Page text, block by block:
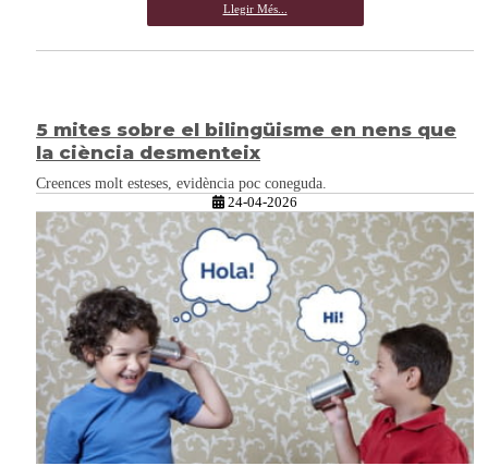
Llegir Més...
5 mites sobre el bilingüisme en nens que
la ciència desmenteix
Creences molt esteses, evidència poc coneguda.
24-04-2026